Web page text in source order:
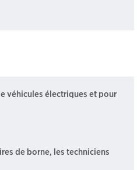
véhicules électriques et pour
de borne, les techniciens